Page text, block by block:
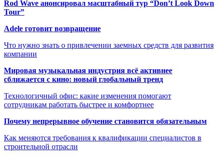
Rod Wave анонсировал масштабный тур “Don’t Look Down
Tour”
Adele готовит возвращение
Что нужно знать о привлечении заемных средств для развития
компании
Мировая музыкальная индустрия всё активнее
сближается с кино: новый глобальный тренд
Технологичный офис: какие изменения помогают
сотрудникам работать быстрее и комфортнее
Почему непрерывное обучение становится обязательным
Как меняются требования к квалификации специалистов в
строительной отрасли